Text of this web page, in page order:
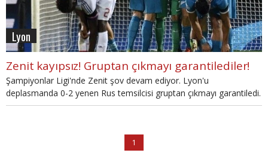
Lyon
Zenit kayıpsız! Gruptan çıkmayı garantilediler!
Şampiyonlar Ligi'nde Zenit şov devam ediyor. Lyon'u
deplasmanda 0-2 yenen Rus temsilcisi gruptan çıkmayı garantiledi.
1